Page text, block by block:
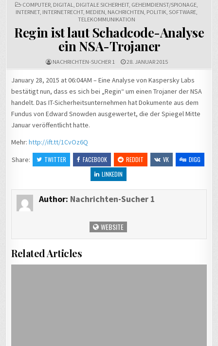
POSTED
IN
COMPUTER, DIGITAL, DIGITALE SICHERHEIT, GEHEIMDIENST/SPIONAGE,
INTERNET, INTERNETRECHT, MEDIEN, NACHRICHTEN, POLITIK, SOFTWARE,
TELEKOMMUNIKATION
Regin ist laut Schadcode-Analyse
ein NSA-Trojaner
NACHRICHTEN-SUCHER 1 28. JANUAR 2015
January 28, 2015 at 06:04AM – Eine Analyse von Kaspersky Labs
bestätigt nun, dass es sich bei „Regin“ um einen Trojaner der NSA
handelt. Das IT-Sicherheitsunternehmen hat Dokumente aus dem
Fundus von Edward Snowden ausgewertet, die der Spiegel Mitte
Januar veröffentlicht hatte.
Mehr:http://ift.tt/1CvOz6Q
Share:
TWITTER FACEBOOK REDDIT VK
DIGG
LINKEDIN
Author: Nachrichten-Sucher 1
WEBSITE
Related Articles